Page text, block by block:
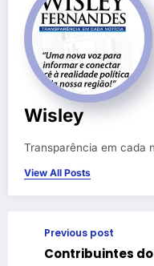
Wisley
Transparência em cada
View All Posts
Previous post
Contribuintes